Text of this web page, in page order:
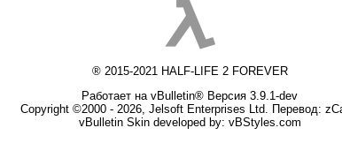
® 2015-2021 HALF-LIFE 2 FOREVER
Работает на vBulletin® Версия 3.9.1-dev
Copyright ©2000 - 2026, Jelsoft Enterprises Ltd. Перевод:
vBulletin Skin developed by: vBStyles.com